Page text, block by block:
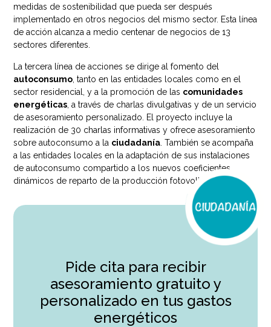
medidas de sostenibilidad que pueda ser después
implementado en otros negocios del mismo sector. Esta línea
de acción alcanza a medio centenar de negocios de 13
sectores diferentes.
La tercera línea de acciones se dirige al fomento del
autoconsumo , tanto en las entidades locales como en el
sector residencial, y a la promoción de las comunidades
energéticas , a través de charlas divulgativas y de un servicio
de asesoramiento personalizado. El proyecto incluye la
realización de 30 charlas informativas y ofrece asesoramiento
sobre autoconsumo a la ciudadanía . También se acompaña
a las entidades locales en la adaptación de sus instalaciones
de autoconsumo compartido a los nuevos coeficientes
dinámicos de reparto de la producción fotovoltaica.
Pide cita para recibir
asesoramiento gratuito y
personalizado en tus gastos
energéticos